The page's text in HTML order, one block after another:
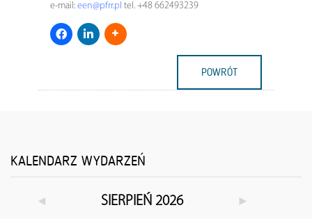
e-mail: een@pfrr.pl tel. +48 662493239
POWRÓT
KALENDARZ WYDARZEŃ
◄ SIERPIEŃ 2026 ►